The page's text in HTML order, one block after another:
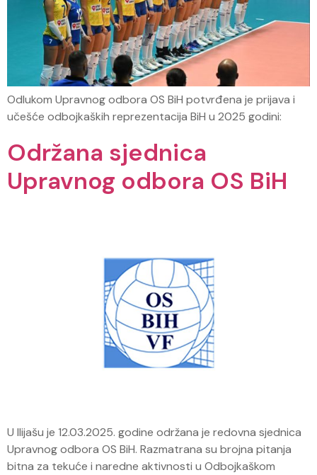
Odlukom Upravnog odbora OS BiH potvrđena je prijava i
učešće odbojkaških reprezentacija BiH u 2025 godini:
Održana sjednica
Upravnog odbora OS BiH
U Ilijašu je 12.03.2025. godine održana je redovna sjednica
Upravnog odbora OS BiH. Razmatrana su brojna pitanja
bitna za tekuće i naredne aktivnosti u Odbojkaškom